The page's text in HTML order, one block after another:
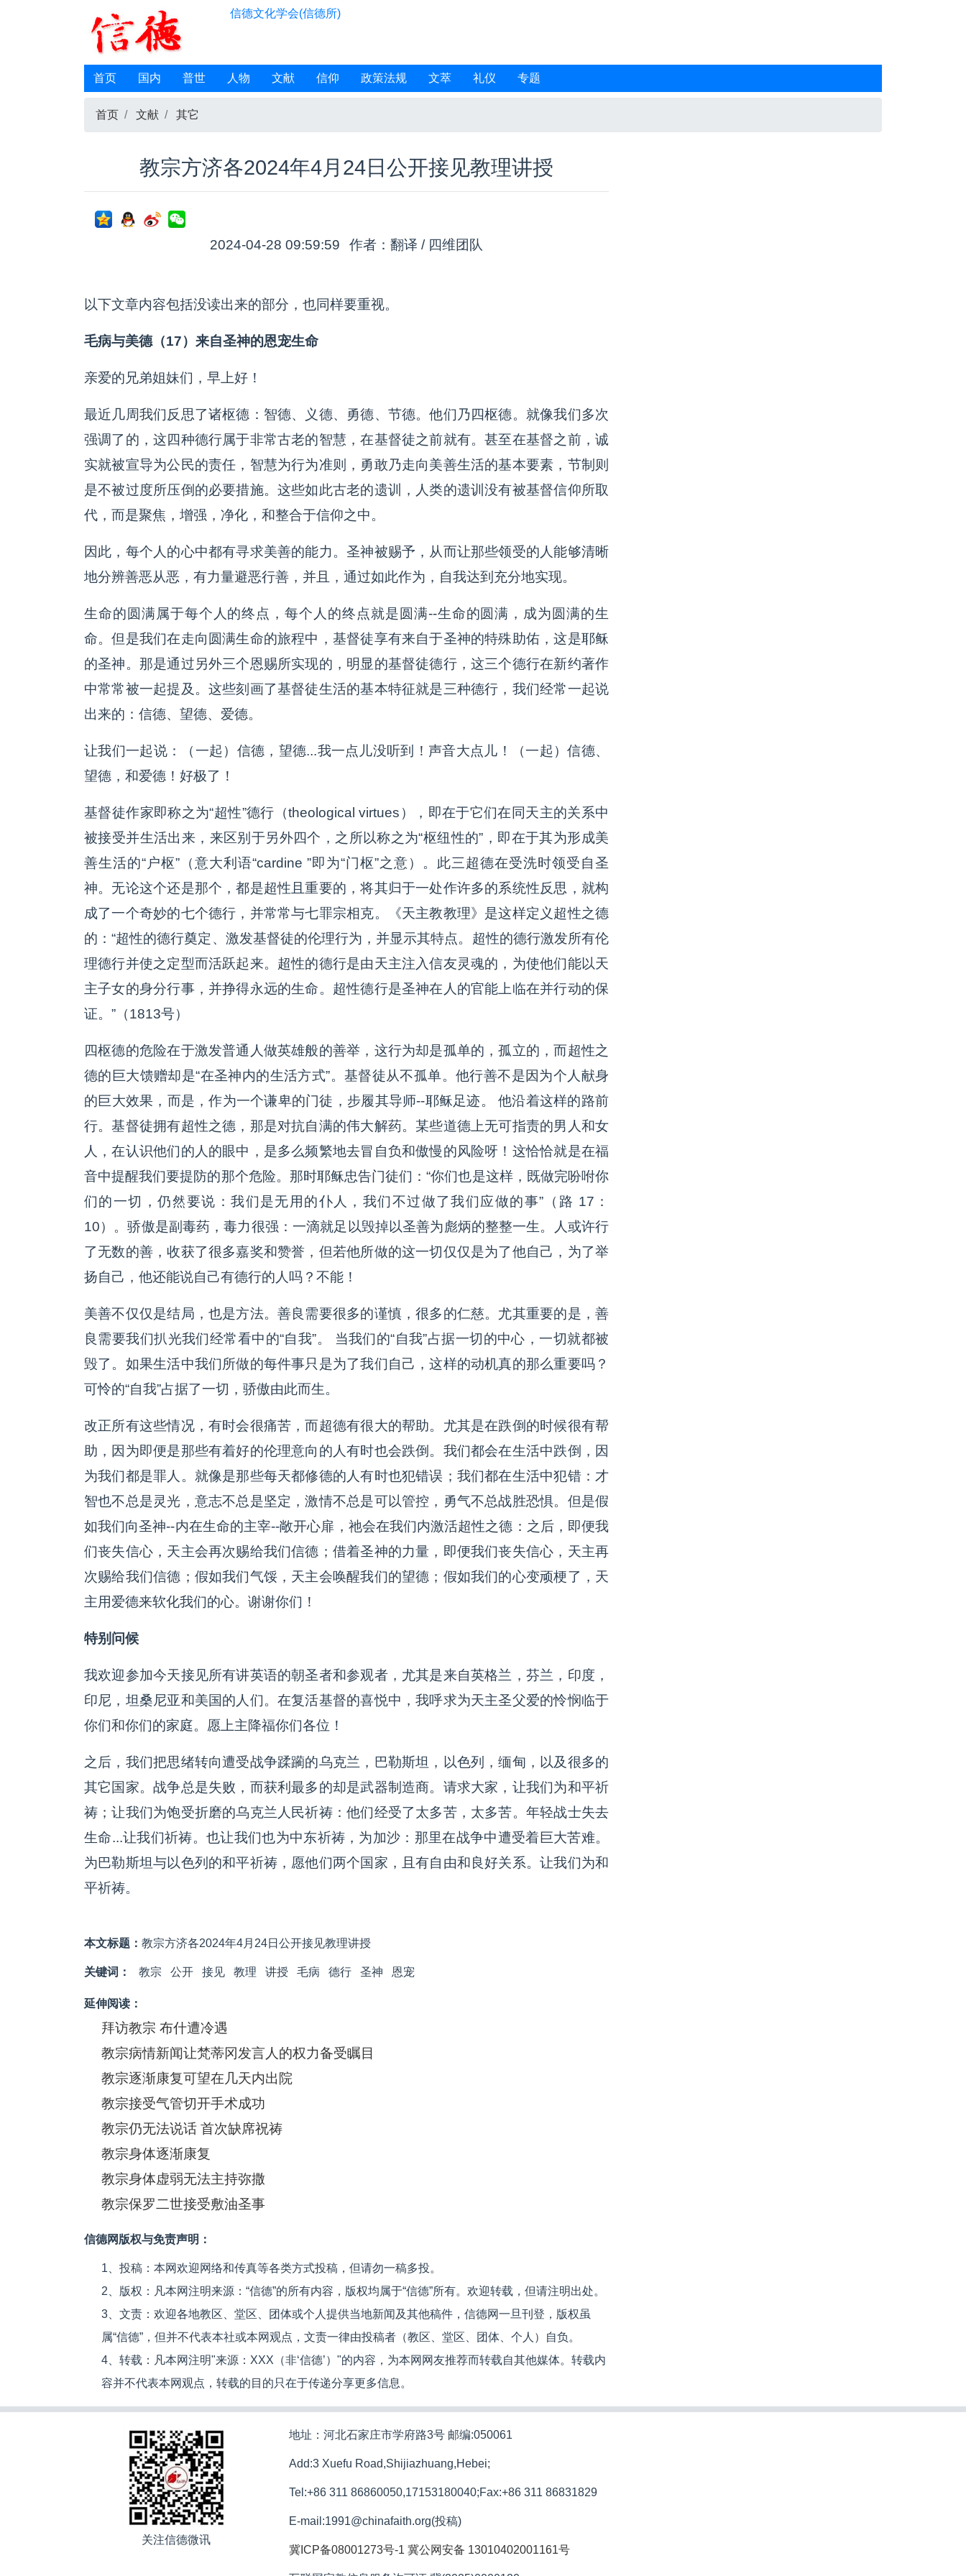
信德文化学会(信德所)
首页 国内 普世 人物 文献 信仰 政策法规 文萃 礼仪 专题
首页 文献 其它
教宗方济各2024年4月24日公开接见教理讲授
2024-04-28 09:59:59 作者：翻译 / 四维团队
以下文章内容包括没读出来的部分，也同样要重视。
毛病与美德（17）来自圣神的恩宠生命
亲爱的兄弟姐妹们，早上好！
最近几周我们反思了诸枢德：智德、义德、勇德、节德。他们乃四枢德。就像我们多次
强调了的，这四种德行属于非常古老的智慧，在基督徒之前就有。甚至在基督之前，诚
实就被宣导为公民的责任，智慧为行为准则，勇敢乃走向美善生活的基本要素，节制则
是不被过度所压倒的必要措施。这些如此古老的遗训，人类的遗训没有被基督信仰所取
代，而是聚焦，增强，净化，和整合于信仰之中。
因此，每个人的心中都有寻求美善的能力。圣神被赐予，从而让那些领受的人能够清晰
地分辨善恶从恶，有力量避恶行善，并且，通过如此作为，自我达到充分地实现。
生命的圆满属于每个人的终点，每个人的终点就是圆满--生命的圆满，成为圆满的生
命。但是我们在走向圆满生命的旅程中，基督徒享有来自于圣神的特殊助佑，这是耶稣
的圣神。那是通过另外三个恩赐所实现的，明显的基督徒德行，这三个德行在新约著作
中常常被一起提及。这些刻画了基督徒生活的基本特征就是三种德行，我们经常一起说
出来的：信德、望德、爱德。
让我们一起说：（一起）信德，望德...我一点儿没听到！声音大点儿！（一起）信德、
望德，和爱德！好极了！
基督徒作家即称之为“超性”德行（theological virtues），即在于它们在同天主的关系中
被接受并生活出来，来区别于另外四个，之所以称之为“枢纽性的”，即在于其为形成美
善生活的“户枢”（意大利语“cardine ”即为“门枢”之意）。此三超德在受洗时领受自圣
神。无论这个还是那个，都是超性且重要的，将其归于一处作许多的系统性反思，就构
成了一个奇妙的七个德行，并常常与七罪宗相克。《天主教教理》是这样定义超性之德
的：“超性的德行奠定、激发基督徒的伦理行为，并显示其特点。超性的德行激发所有伦
理德行并使之定型而活跃起来。超性的德行是由天主注入信友灵魂的，为使他们能以天
主子女的身分行事，并挣得永远的生命。超性德行是圣神在人的官能上临在并行动的保
证。”（1813号）
四枢德的危险在于激发普通人做英雄般的善举，这行为却是孤单的，孤立的，而超性之
德的巨大馈赠却是“在圣神内的生活方式”。基督徒从不孤单。他行善不是因为个人献身
的巨大效果，而是，作为一个谦卑的门徒，步履其导师--耶稣足迹。 他沿着这样的路前
行。基督徒拥有超性之德，那是对抗自满的伟大解药。某些道德上无可指责的男人和女
人，在认识他们的人的眼中，是多么频繁地去冒自负和傲慢的风险呀！这恰恰就是在福
音中提醒我们要提防的那个危险。那时耶稣忠告门徒们：“你们也是这样，既做完吩咐你
们的一切，仍然要说：我们是无用的仆人，我们不过做了我们应做的事”（路 17：
10）。骄傲是副毒药，毒力很强：一滴就足以毁掉以圣善为彪炳的整整一生。人或许行
了无数的善，收获了很多嘉奖和赞誉，但若他所做的这一切仅仅是为了他自己，为了举
扬自己，他还能说自己有德行的人吗？不能！
美善不仅仅是结局，也是方法。善良需要很多的谨慎，很多的仁慈。尤其重要的是，善
良需要我们扒光我们经常看中的“自我”。 当我们的“自我”占据一切的中心，一切就都被
毁了。如果生活中我们所做的每件事只是为了我们自己，这样的动机真的那么重要吗？
可怜的“自我”占据了一切，骄傲由此而生。
改正所有这些情况，有时会很痛苦，而超德有很大的帮助。尤其是在跌倒的时候很有帮
助，因为即便是那些有着好的伦理意向的人有时也会跌倒。我们都会在生活中跌倒，因
为我们都是罪人。就像是那些每天都修德的人有时也犯错误；我们都在生活中犯错：才
智也不总是灵光，意志不总是坚定，激情不总是可以管控，勇气不总战胜恐惧。但是假
如我们向圣神--内在生命的主宰--敞开心扉，祂会在我们内激活超性之德：之后，即便我
们丧失信心，天主会再次赐给我们信德；借着圣神的力量，即便我们丧失信心，天主再
次赐给我们信德；假如我们气馁，天主会唤醒我们的望德；假如我们的心变顽梗了，天
主用爱德来软化我们的心。谢谢你们！
特别问候
我欢迎参加今天接见所有讲英语的朝圣者和参观者，尤其是来自英格兰，芬兰，印度，
印尼，坦桑尼亚和美国的人们。在复活基督的喜悦中，我呼求为天主圣父爱的怜悯临于
你们和你们的家庭。愿上主降福你们各位！
之后，我们把思绪转向遭受战争蹂躏的乌克兰，巴勒斯坦，以色列，缅甸，以及很多的
其它国家。战争总是失败，而获利最多的却是武器制造商。请求大家，让我们为和平祈
祷；让我们为饱受折磨的乌克兰人民祈祷：他们经受了太多苦，太多苦。年轻战士失去
生命...让我们祈祷。也让我们也为中东祈祷，为加沙：那里在战争中遭受着巨大苦难。
为巴勒斯坦与以色列的和平祈祷，愿他们两个国家，且有自由和良好关系。让我们为和
平祈祷。
本文标题： 教宗方济各2024年4月24日公开接见教理讲授
关键词： 教宗 公开 接见 ​教理 讲授 毛病 德行 圣神 恩宠
延伸阅读：
拜访教宗 布什遭冷遇
教宗病情新闻让梵蒂冈发言人的权力备受瞩目
教宗逐渐康复可望在几天内出院
教宗接受气管切开手术成功
教宗仍无法说话 首次缺席祝祷
教宗身体逐渐康复
教宗身体虚弱无法主持弥撒
教宗保罗二世接受敷油圣事
信德网版权与免责声明：
1、投稿：本网欢迎网络和传真等各类方式投稿，但请勿一稿多投。
2、版权：凡本网注明来源：“信德”的所有内容，版权均属于“信德”所有。欢迎转载，但请注明出处。
3、文责：欢迎各地教区、堂区、团体或个人提供当地新闻及其他稿件，信德网一旦刊登，版权虽
属“信德”，但并不代表本社或本网观点，文责一律由投稿者（教区、堂区、团体、个人）自负。
4、转载：凡本网注明"来源：XXX（非‘信德’）"的内容，为本网网友推荐而转载自其他媒体。转载内
容并不代表本网观点，转载的目的只在于传递分享更多信息。
关注信德微讯
地址：河北石家庄市学府路3号 邮编:050061
Add:3 Xuefu Road,Shijiazhuang,Hebei;
Tel:+86 311 86860050,17153180040;Fax:+86 311 86831829
E-mail:1991@chinafaith.org(投稿)
冀ICP备08001273号-1 冀公网安备 13010402001161号